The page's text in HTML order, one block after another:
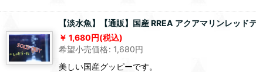
【淡水魚】【通販】国産 RREA アクアマリンレッ
1,680円(税込)
希望小売価格: 1,680円
美しい国産グッピーです。